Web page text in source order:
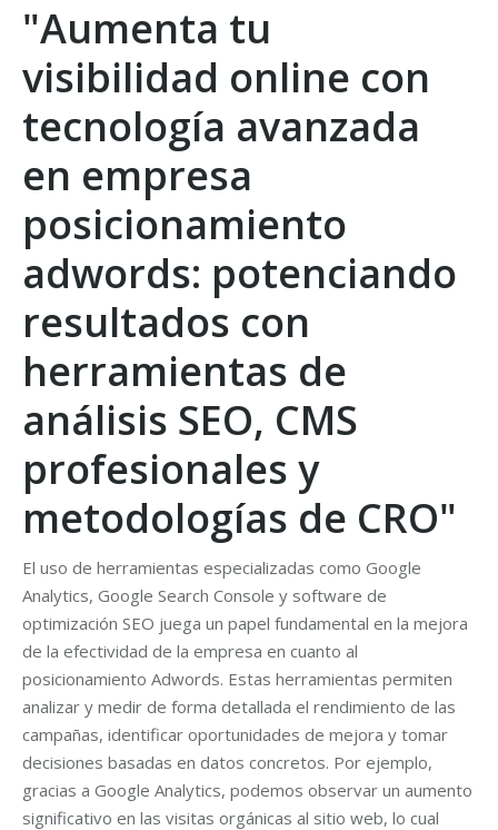
"Aumenta tu
visibilidad online con
tecnología avanzada
en empresa
posicionamiento
adwords: potenciando
resultados con
herramientas de
análisis SEO, CMS
profesionales y
metodologías de CRO"
El uso de herramientas especializadas como Google
Analytics, Google Search Console y software de
optimización SEO juega un papel fundamental en la mejora
de la efectividad de la empresa en cuanto al
posicionamiento Adwords. Estas herramientas permiten
analizar y medir de forma detallada el rendimiento de las
campañas, identificar oportunidades de mejora y tomar
decisiones basadas en datos concretos. Por ejemplo,
gracias a Google Analytics, podemos observar un aumento
significativo en las visitas orgánicas al sitio web, lo cual